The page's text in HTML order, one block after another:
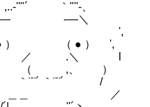
"''-、
＼
● ） ',
＼ l
人で退屈し
¨¨´ /
パーティ